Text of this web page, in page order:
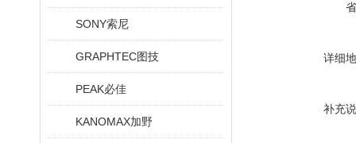
SONY索尼
GRAPHTEC图技
PEAK必佳
KANOMAX加野
详细
补充